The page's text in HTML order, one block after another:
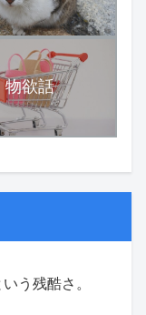
物欲話
う残酷さ。